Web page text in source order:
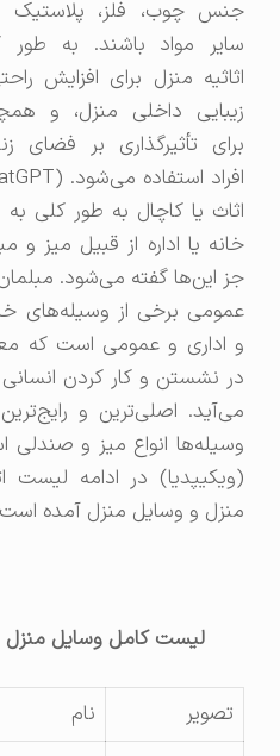
جنس چوب، فلز، پلاستیک و یا
سایر مواد باشند. به طور کلی،
اثاثیه منزل برای افزایش راحتی و
زیبایی داخلی منزل، و همچنین
برای تأثیرگذاری بر فضای زندگی
افراد استفاده می‌شود. (ChatGPT)
اثاث یا کاچال به طور کلی به لوازم
خانه یا اداره از قبیل میز و مبل و
جز این‌ها گفته می‌شود. مبلمان نام
عمومی برخی از وسیله‌های خانگی
و اداری و عمومی است که معمولاً
در نشستن و کار کردن انسانی بکار
می‌آید. اصلی‌ترین و رایج‌ترین این
وسیله‌ها انواع میز و صندلی است.
(ویکیپدیا) در ادامه لیست اثاثیه
منزل و وسایل منزل آمده است:
لیست کامل وسایل منزل
تصویر